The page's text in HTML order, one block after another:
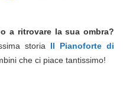
a ritrovare la sua ombra?
storia Il Pianoforte di
che ci piace tantissimo!